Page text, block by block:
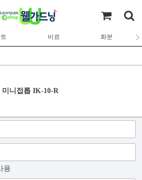
비료 화분
미니접톱 IK-10-R
용